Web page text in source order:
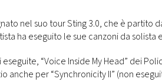
nel suo tour Sting 3.0, che è partito
ha eseguito le sue canzoni da
“Voice Inside My Head” dei
anche per “Synchronicity II” (non